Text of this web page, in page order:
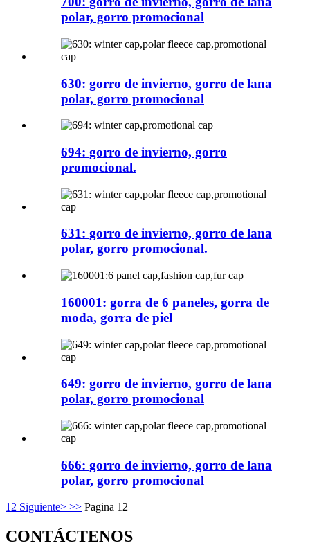
polar, gorro promocional
630: gorro de invierno, gorro de lana
polar, gorro promocional
694: gorro de invierno, gorro
promocional.
631: gorro de invierno, gorro de lana
polar, gorro promocional.
160001: gorra de 6 paneles, gorra de
moda, gorra de piel
649: gorro de invierno, gorro de lana
polar, gorro promocional
666: gorro de invierno, gorro de lana
polar, gorro promocional
12 Siguiente> >> Pagina 12
CONTÁCTENOS